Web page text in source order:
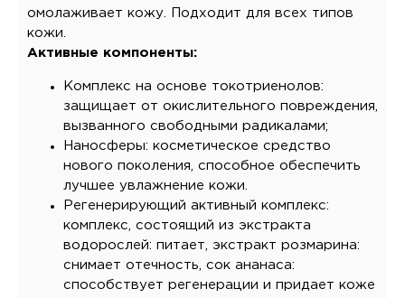
омолаживает кожу. Подходит для всех типов
кожи.
Активные компоненты:
Комплекс на основе токотриенолов:
защищает от окислительного повреждения,
вызванного свободными радикалами;
Наносферы: косметическое средство
нового поколения, способное обеспечить
лучшее увлажнение кожи.
Регенерирующий активный комплекс:
комплекс, состоящий из экстракта
водорослей: питает, экстракт розмарина:
снимает отечность, сок ананаса:
способствует регенерации и придает коже